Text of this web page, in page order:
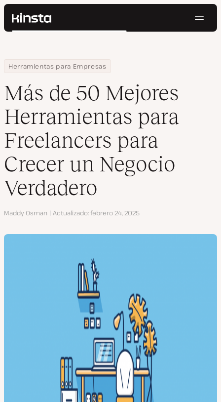
Kinsta®
Precios
Contacto
Buscar
Home
Centro de Recursos
Blog
Herramientas para Empresas
Más de 50 Mejores Herramientas para Freelancers para Crecer
Más de 50 Mejores
Herramientas para
Freelancers para
Crecer un Negocio
Verdadero
Autor
Maddy Osman Actualizado febrero 24, 2025